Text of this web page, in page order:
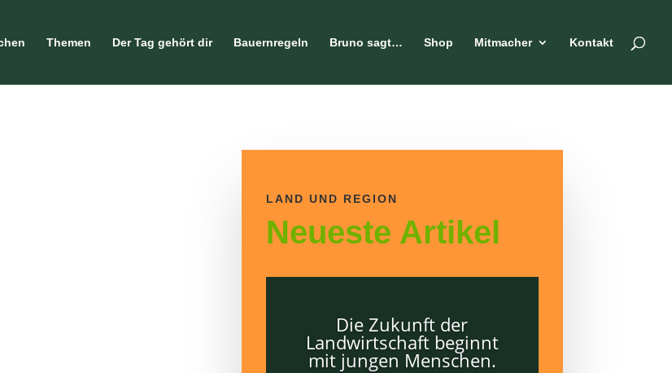
Themen Der Tag gehört dir Bauernregeln Bruno sagt… Shop Mitmacher Kontakt
LAND UND REGION
Neueste Artikel
Die Zukunft der
Landwirtschaft beginnt
mit jungen Menschen.